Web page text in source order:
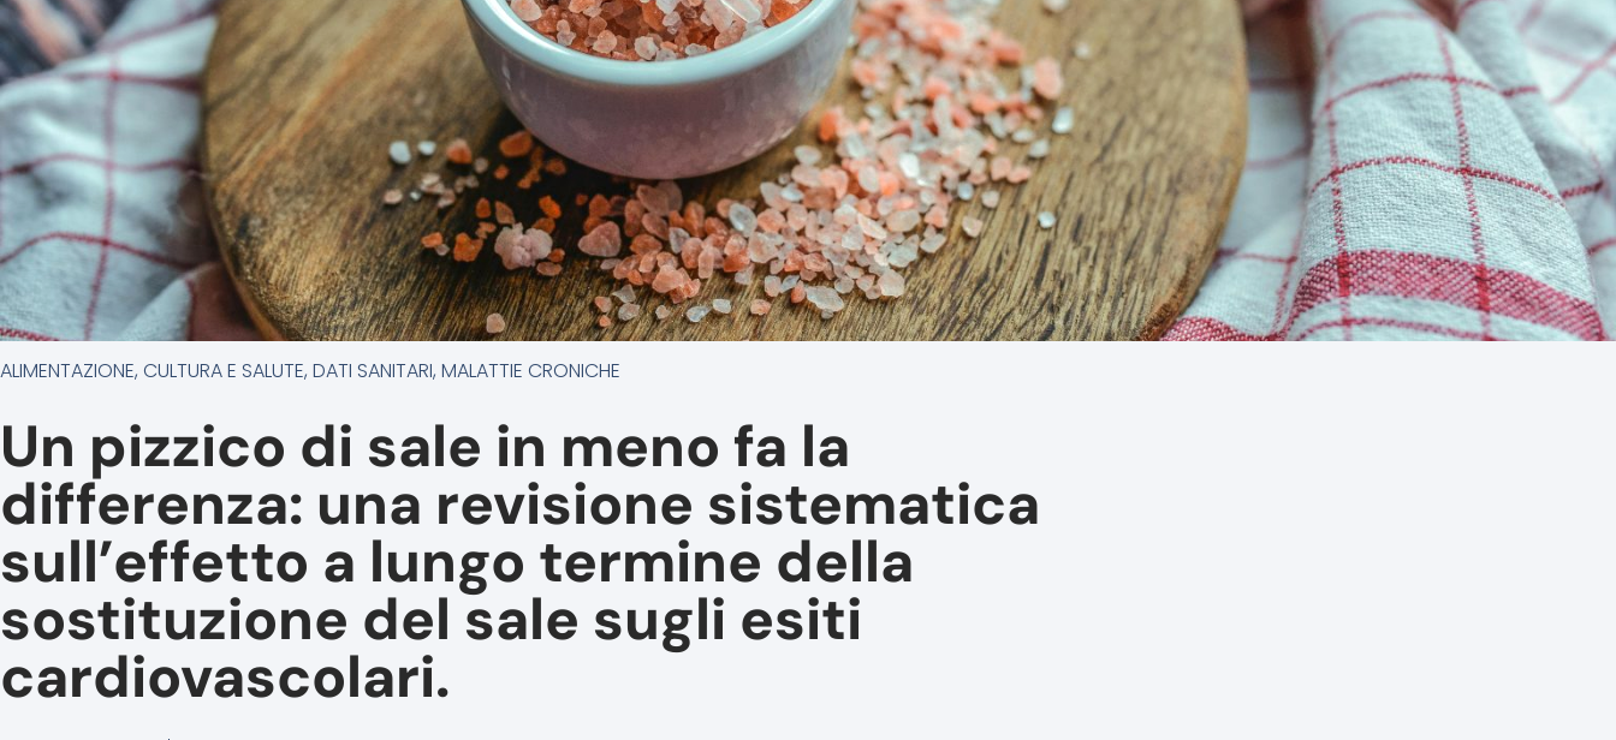
ALIMENTAZIONE, CULTURA E SALUTE, DATI SANITARI, MALATTIE CRONICHE
Un pizzico di sale in meno fa la
differenza: una revisione sistematica
sull’effetto a lungo termine della
sostituzione del sale sugli esiti
cardiovascolari.